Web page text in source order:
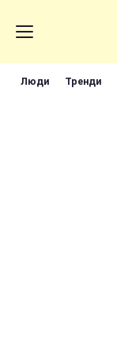
Люди Тренди